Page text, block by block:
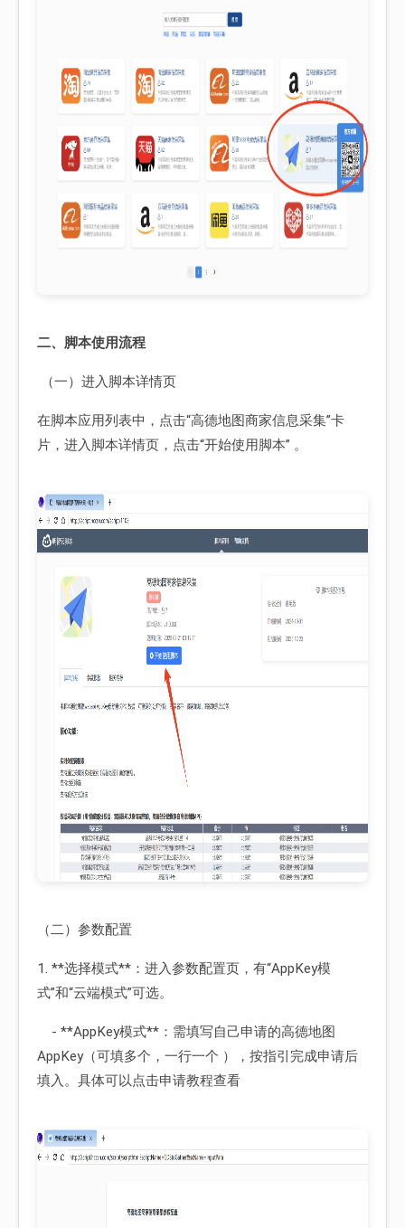
二、脚本使用流程
（一）进入脚本详情页
在脚本应用列表中，点击“高德地图商家信息采集”卡
片，进入脚本详情页，点击“开始使用脚本” 。
（二）参数配置
1. **选择模式**：进入参数配置页，有“AppKey模
式”和“云端模式”可选。
- **AppKey模式**：需填写自己申请的高德地图
AppKey（可填多个，一行一个 ），按指引完成申请后
填入。具体可以点击申请教程查看